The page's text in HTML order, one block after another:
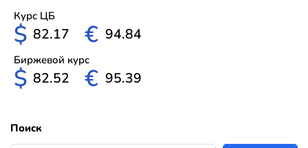
Курс ЦБ
$ 82.17 € 94.84
Биржевой курс
$ 82.52 € 95.39
Поиск